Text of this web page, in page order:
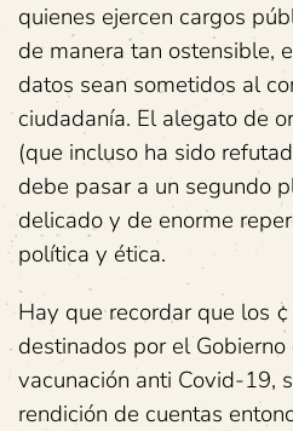
quienes ejercen cargos
de manera tan ostensible,
datos sean sometidos al
ciudadanía. El alegato de
(que incluso ha sido
debe pasar a un segundo
delicado y de enorme
política y ética.
Hay que recordar que los
destinados por el
vacunación anti Covid-19,
rendición de cuentas